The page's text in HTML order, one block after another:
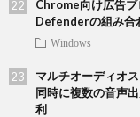
Chrome向け広告
Defenderの組み合
Windows
マルチオーディオ
同時に複数の音声
利